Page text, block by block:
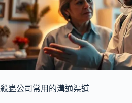
殺蟲公司常用的溝通渠道